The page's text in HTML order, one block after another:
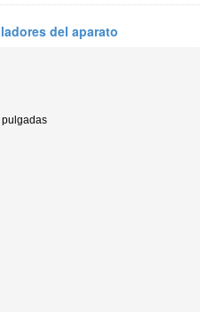
del aparato
pulgadas